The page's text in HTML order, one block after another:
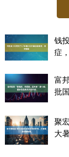
钱
症
富
批
聚
大